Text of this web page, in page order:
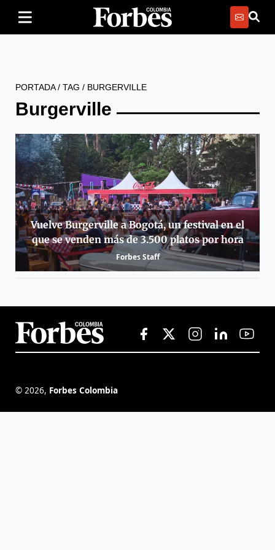
PORTADA/ TAG / BURGERVILLE
Burgerville
Vuelve Burgerville a Bogotá, un festival en el
que se venden más de 3.500 platos por hora
Forbes Staff
© 2026, Forbes Colombia